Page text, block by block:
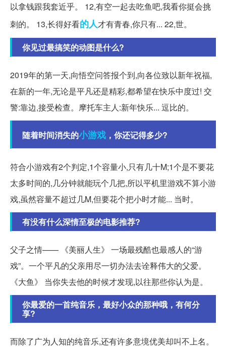
以拿钱跟我套近乎。 12,有空一起去吃鱼吧,我看你挺会挑
刺的。 13,长得好看的人才有青春,你只有... 22,世。
你见过最搞笑的动图是什么?
2019年的第一天,向悟空问答报个到,向各位致以新年祝福,
在新的一年,无论是平凡还是精彩,都希望在快乐中度过! 交
警:靠边,接受检查。摩托车主人:新年快乐... 逗比的。
随着时间消失的小游戏 ，你还记得多少?
符合小游戏有2个判定,1个容量小,只有几十M;1个是不要花
太多时间的,几分钟就能玩个几把,所以平机里游戏不算小游
戏,虽然容量不超过几M,但要花个把小时才能... 当时。
有没有什么深情至极的电影推荐?
父子之情—— 《美丽人生》 一场最残酷也最感人的“游
戏”。一个平凡的父亲用尽一切办法去诠释伟大的父爱。
《大鱼》 当你失去他的时候才发现,以往那些你认为是。
你最爱的一首纯音乐，最好小众的那种哦，有何分
享?
而除了广为人知的纯音乐,还有许多意境优美却叫不上名。